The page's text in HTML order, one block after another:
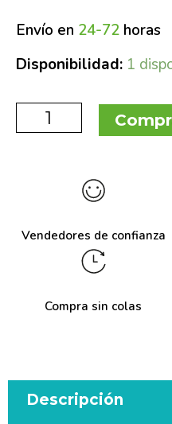
Envío en 24-72 horas
Disponibilidad: 1
Vendedores de confianza
Compra sin colas
Descripción